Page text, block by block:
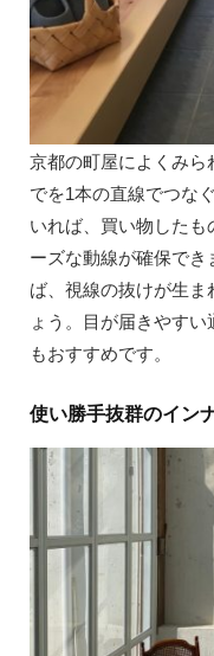
京都の町屋によくみら
でを1本の直線でつな
いれば、買い物したも
ーズな動線が確保で
ば、視線の抜けが生ま
ょう。目が届きやす
もおすすめです。
使い勝手抜群のイン